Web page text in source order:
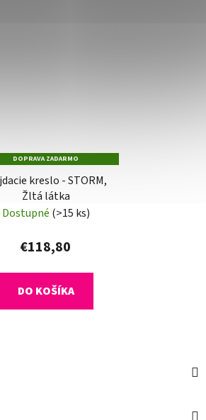
DOPRAVA ZADARMO
kreslo - STORM,
Žltá látka
Dostupné (>15 ks)
€118,80
DO KOŠÍKA